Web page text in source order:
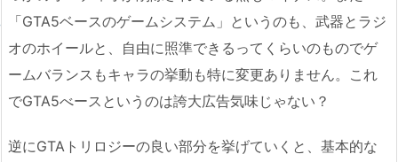
「GTA5ベースのゲームシステム」というのも、武器とラジ
オのホイールと、自由に照準できるってくらいのものでゲ
ームバランスもキャラの挙動も特に変更ありません。これ
でGTA5べースというのは誇大広告気味じゃない？
逆にGTAトリロジーの良い部分を挙げていくと、基本的な